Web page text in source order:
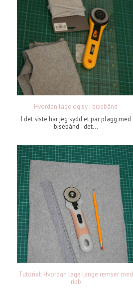
Hvordan lage og sy i bisebånd
I det siste har jeg sydd et par plagg med
bisebånd - det...
Tutorial: Hvordan lage lange remser med
ribb